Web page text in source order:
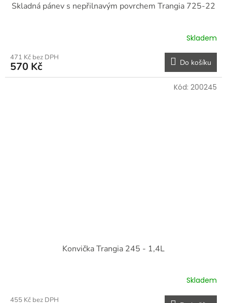
Skladná pánev s nepřilnavým povrchem Trangia 725-22
Skladem
471 Kč bez DPH
570 Kč Do košíku
Konvička Trangia 245 - 1,4L
Skladem
455 Kč bez DPH
Kód: 200245